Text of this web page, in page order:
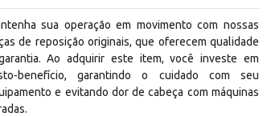
sua operação em movimento com nossas
de reposição originais, que oferecem qualidade
Ao adquirir este item, você investe em
benefício, garantindo o cuidado com seu
e evitando dor de cabeça com máquinas